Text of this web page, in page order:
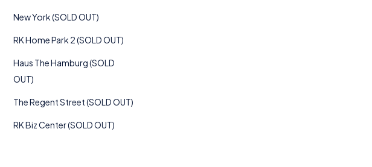
New York (SOLD OUT)
RK Home Park 2 (SOLD OUT)
Haus The Hamburg (SOLD
OUT)
The Regent Street (SOLD OUT)
RK Biz Center (SOLD OUT)